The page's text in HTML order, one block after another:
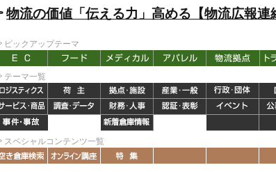
物流の価値「伝える力」高める【物流広報
ピックアップテーマ
テーマ一覧
スペシャルコンテンツ一覧